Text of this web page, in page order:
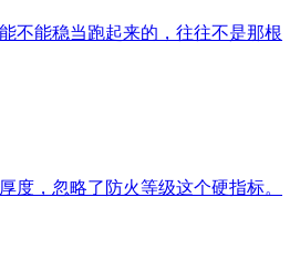
不能稳当跑起来的，往往不是那根
，忽略了防火等级这个硬指标。